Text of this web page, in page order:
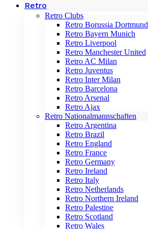
Retro
Retro Clubs
Retro Borussia Dortmund
Retro Bayern Munich
Retro Liverpool
Retro Manchester United
Retro AC Milan
Retro Juventus
Retro Inter Milan
Retro Barcelona
Retro Arsenal
Retro Ajax
Retro Nationalmannschaften
Retro Argentina
Retro Brazil
Retro England
Retro France
Retro Germany
Retro Ireland
Retro Italy
Retro Netherlands
Retro Northern Ireland
Retro Palestine
Retro Scotland
Retro Wales